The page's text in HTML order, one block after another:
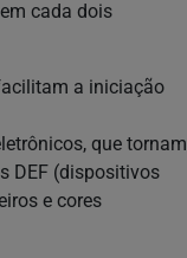
cada dois
a iniciação
que tornam
DEF (dispositivos
e cores